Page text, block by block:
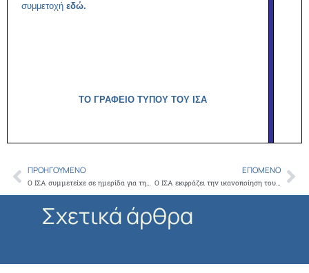
συμμετοχή εδώ.
ΤΟ ΓΡΑΦΕΙΟ ΤΥΠΟΥ ΤΟΥ ΙΣΑ
Prev
ΠΡΟΗΓΟΎΜΕΝΟ
Ο ΙΣΑ συμμετείχε σε ημερίδα για την επιδημία του HIV που διοργάνωσε η Διαρκής Επιτροπή Κοινωνικών Υποθέσεων της Βουλής των Ελλήνων
ΕΠΌΜΕΝΟ
Ο ΙΣΑ εκφράζει την ικανοποίηση του για την πληρωμή των οικογενειακών ιατρών ωστόσο ζητά την επαναφορά των συμβάσεων κατά πράξη και περίπτωση
Σχετικά άρθρα